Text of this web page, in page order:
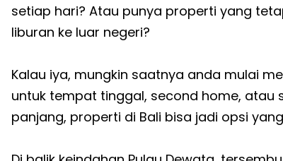
setiap hari? Atau punya properti yang
liburan ke luar negeri?
Kalau iya, mungkin saatnya anda mulai
untuk tempat tinggal, second home,
panjang, properti di Bali bisa jadi opsi